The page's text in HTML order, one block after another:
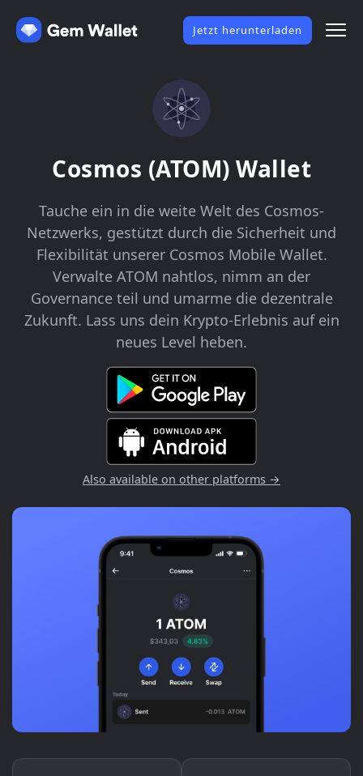
Jetzt herunterladen
Cosmos (ATOM) Wallet
Tauche ein in die weite Welt des Cosmos-
Netzwerks, gestützt durch die Sicherheit und
Flexibilität unserer Cosmos Mobile Wallet.
Verwalte ATOM nahtlos, nimm an der
Governance teil und umarme die dezentrale
Zukunft. Lass uns dein Krypto-Erlebnis auf ein
neues Level heben.
Also available on other platforms →